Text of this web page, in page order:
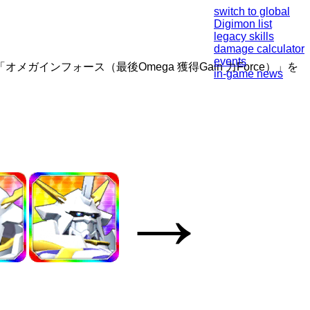
switch to global
Digimon list
legacy skills
damage calculator
events
in-game news
メガインフォース（最後Omega 獲得Gain 力Force）」を
→